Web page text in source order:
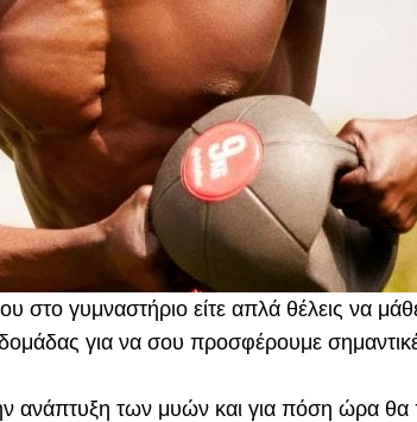
γυμναστήριο είτε απλά θέλεις να
για να σου προσφέρουμε
ανάπτυξη των μυών και για πόση ώρα